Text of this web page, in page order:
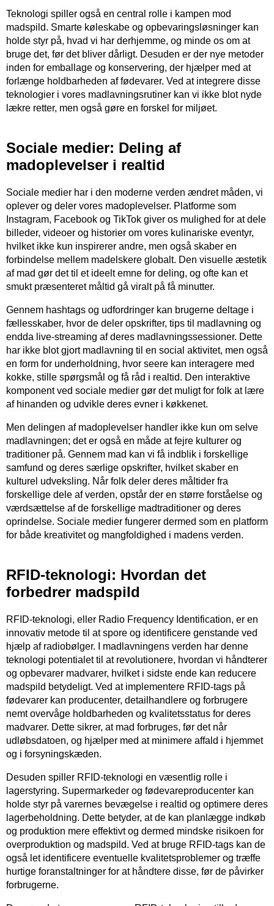
Teknologi spiller også en central rolle i kampen mod
madspild. Smarte køleskabe og opbevaringsløsninger kan
holde styr på, hvad vi har derhjemme, og minde os om at
bruge det, før det bliver dårligt. Desuden er der nye metoder
inden for emballage og konservering, der hjælper med at
forlænge holdbarheden af fødevarer. Ved at integrere disse
teknologier i vores madlavningsrutiner kan vi ikke blot nyde
lækre retter, men også gøre en forskel for miljøet.
Sociale medier: Deling af
madoplevelser i realtid
Sociale medier har i den moderne verden ændret måden, vi
oplever og deler vores madoplevelser. Platforme som
Instagram, Facebook og TikTok giver os mulighed for at dele
billeder, videoer og historier om vores kulinariske eventyr,
hvilket ikke kun inspirerer andre, men også skaber en
forbindelse mellem madelskere globalt. Den visuelle æstetik
af mad gør det til et ideelt emne for deling, og ofte kan et
smukt præsenteret måltid gå viralt på få minutter.
Gennem hashtags og udfordringer kan brugerne deltage i
fællesskaber, hvor de deler opskrifter, tips til madlavning og
endda live-streaming af deres madlavningssessioner. Dette
har ikke blot gjort madlavning til en social aktivitet, men også
en form for underholdning, hvor seere kan interagere med
kokke, stille spørgsmål og få råd i realtid. Den interaktive
komponent ved sociale medier gør det muligt for folk at lære
af hinanden og udvikle deres evner i køkkenet.
Men delingen af madoplevelser handler ikke kun om selve
madlavningen; det er også en måde at fejre kulturer og
traditioner på. Gennem mad kan vi få indblik i forskellige
samfund og deres særlige opskrifter, hvilket skaber en
kulturel udveksling. Når folk deler deres måltider fra
forskellige dele af verden, opstår der en større forståelse og
værdsættelse af de forskellige madtraditioner og deres
oprindelse. Sociale medier fungerer dermed som en platform
for både kreativitet og mangfoldighed i madens verden.
RFID-teknologi: Hvordan det
forbedrer madspild
RFID-teknologi, eller Radio Frequency Identification, er en
innovativ metode til at spore og identificere genstande ved
hjælp af radiobølger. I madlavningens verden har denne
teknologi potentialet til at revolutionere, hvordan vi håndterer
og opbevarer madvarer, hvilket i sidste ende kan reducere
madspild betydeligt. Ved at implementere RFID-tags på
fødevarer kan producenter, detailhandlere og forbrugere
nemt overvåge holdbarheden og kvalitetsstatus for deres
madvarer. Dette sikrer, at mad forbruges, før det når
udløbsdatoen, og hjælper med at minimere affald i hjemmet
og i forsyningskæden.
Desuden spiller RFID-teknologi en væsentlig rolle i
lagerstyring. Supermarkeder og fødevareproducenter kan
holde styr på varernes bevægelse i realtid og optimere deres
lagerbeholdning. Dette betyder, at de kan planlægge indkøb
og produktion mere effektivt og dermed mindske risikoen for
overproduktion og madspild. Ved at bruge RFID-tags kan de
også let identificere eventuelle kvalitetsproblemer og træffe
hurtige foranstaltninger for at håndtere disse, før de påvirker
forbrugerne.